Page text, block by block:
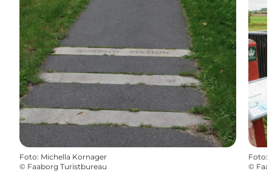
Foto: Michella Kornager
© Faaborg Turistbureau
Foto:
©